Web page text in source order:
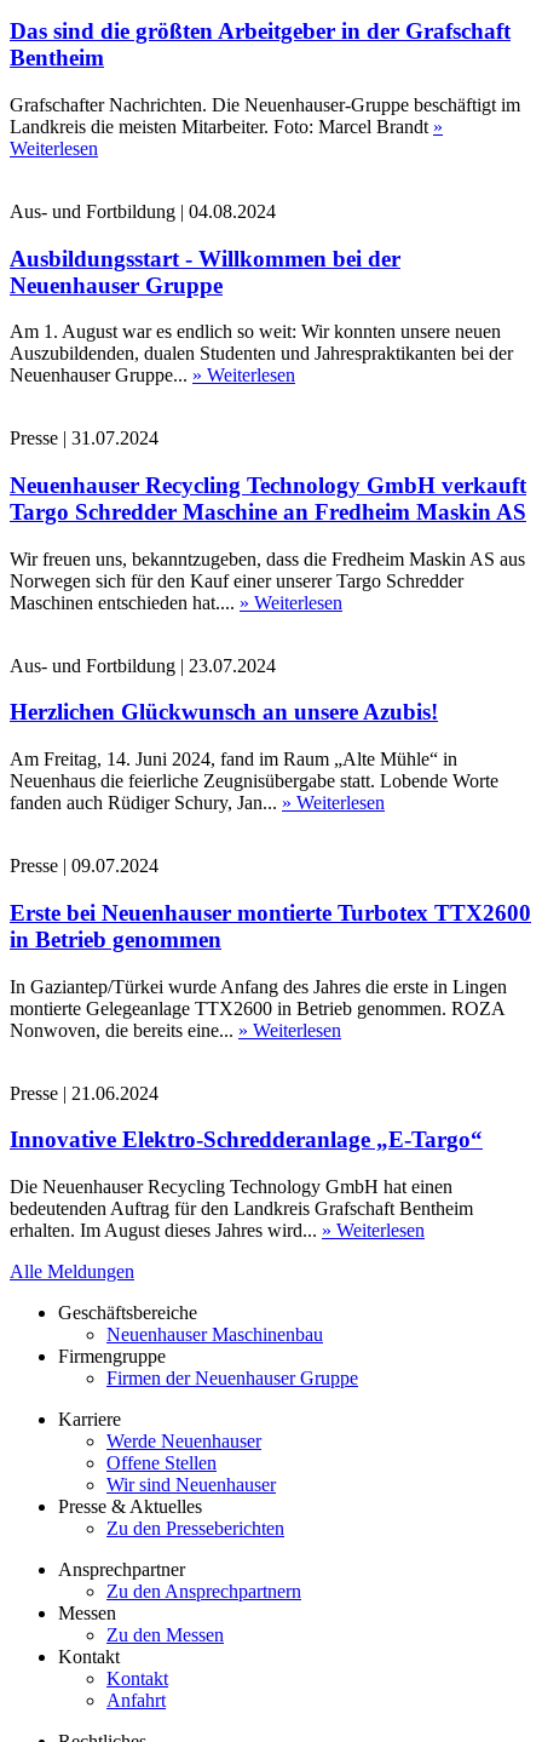
Das sind die größten Arbeitgeber in der Grafschaft
Bentheim
Grafschafter Nachrichten. Die Neuenhauser-Gruppe beschäftigt im
Landkreis die meisten Mitarbeiter. Foto: Marcel Brandt »
Weiterlesen
Aus- und Fortbildung | 04.08.2024
Ausbildungsstart - Willkommen bei der
Neuenhauser Gruppe
Am 1. August war es endlich so weit: Wir konnten unsere neuen
Auszubildenden, dualen Studenten und Jahrespraktikanten bei der
Neuenhauser Gruppe... » Weiterlesen
Presse | 31.07.2024
Neuenhauser Recycling Technology GmbH verkauft
Targo Schredder Maschine an Fredheim Maskin AS
Wir freuen uns, bekanntzugeben, dass die Fredheim Maskin AS aus
Norwegen sich für den Kauf einer unserer Targo Schredder
Maschinen entschieden hat.... » Weiterlesen
Aus- und Fortbildung | 23.07.2024
Herzlichen Glückwunsch an unsere Azubis!
Am Freitag, 14. Juni 2024, fand im Raum „Alte Mühle“ in
Neuenhaus die feierliche Zeugnisübergabe statt. Lobende Worte
fanden auch Rüdiger Schury, Jan... » Weiterlesen
Presse | 09.07.2024
Erste bei Neuenhauser montierte Turbotex TTX2600
in Betrieb genommen
In Gaziantep/Türkei wurde Anfang des Jahres die erste in Lingen
montierte Gelegeanlage TTX2600 in Betrieb genommen. ROZA
Nonwoven, die bereits eine... » Weiterlesen
Presse | 21.06.2024
Innovative Elektro-Schredderanlage „E-Targo“
Die Neuenhauser Recycling Technology GmbH hat einen
bedeutenden Auftrag für den Landkreis Grafschaft Bentheim
erhalten. Im August dieses Jahres wird... » Weiterlesen
Alle Meldungen
Geschäftsbereiche
Neuenhauser Maschinenbau
Firmengruppe
Firmen der Neuenhauser Gruppe
Karriere
Werde Neuenhauser
Offene Stellen
Wir sind Neuenhauser
Presse & Aktuelles
Zu den Presseberichten
Ansprechpartner
Zu den Ansprechpartnern
Messen
Zu den Messen
Kontakt
Kontakt
Anfahrt